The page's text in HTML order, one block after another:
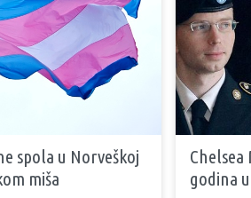
spola u Norveškoj
miša
Chelsea
godina